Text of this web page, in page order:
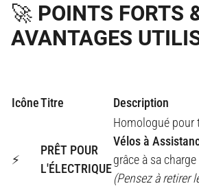
🚀 POINTS FORTS
AVANTAGES
IcôneTitre Description
⚡
PRÊT POUR
L'ÉLECTRIQUE
Homologué pour
Vélos à
grâce à sa
(Pensez à retirer